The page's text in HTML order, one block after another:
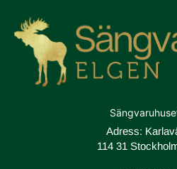
Adress:
114 31